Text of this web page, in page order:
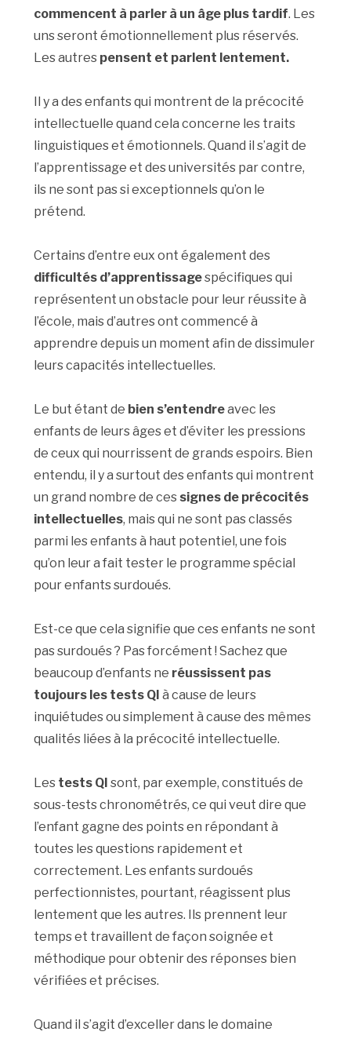
commencent à parler à un âge plus tardif. Les
uns seront émotionnellement plus réservés.
Les autres pensent et parlent lentement.
Il y a des enfants qui montrent de la précocité
intellectuelle quand cela concerne les traits
linguistiques et émotionnels. Quand il s’agit de
l’apprentissage et des universités par contre,
ils ne sont pas si exceptionnels qu’on le
prétend.
Certains d’entre eux ont également des
difficultés d’apprentissagespécifiques qui
représentent un obstacle pour leur réussite à
l’école, mais d’autres ont commencé à
apprendre depuis un moment afin de dissimuler
leurs capacités intellectuelles.
Le but étant de bien s’entendreavec les
enfants de leurs âges et d’éviter les pressions
de ceux qui nourrissent de grands espoirs. Bien
entendu, il y a surtout des enfants qui montrent
un grand nombre de ces signes de précocités
intellectuelles, mais qui ne sont pas classés
parmi les enfants à haut potentiel, une fois
qu’on leur a fait tester le programme spécial
pour enfants surdoués.
Est-ce que cela signifie que ces enfants ne sont
pas surdoués ? Pas forcément ! Sachez que
beaucoup d’enfants ne réussissent pas
toujours les tests QI à cause de leurs
inquiétudes ou simplement à cause des mêmes
qualités liées à la précocité intellectuelle.
Les tests QI sont, par exemple, constitués de
sous-tests chronométrés, ce qui veut dire que
l’enfant gagne des points en répondant à
toutes les questions rapidement et
correctement. Les enfants surdoués
perfectionnistes, pourtant, réagissent plus
lentement que les autres. Ils prennent leur
temps et travaillent de façon soignée et
méthodique pour obtenir des réponses bien
vérifiées et précises.
Quand il s’agit d’exceller dans le domaine